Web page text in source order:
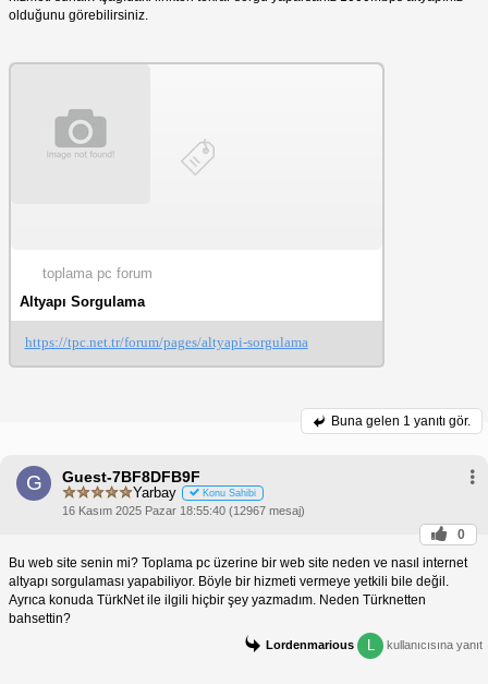
olduğunu görebilirsiniz.
toplama pc forum
Altyapı Sorgulama
https://tpc.net.tr/forum/pages/altyapi-sorgulama
Buna gelen 1 yanıtı gör.
G Guest-7BF8DFB9F
Yarbay Konu Sahibi
16 Kasım 2025 Pazar 18:55:40 (12967 mesaj)
0
Bu web site senin mi? Toplama pc üzerine bir web site neden ve nasıl internet
altyapı sorgulaması yapabiliyor. Böyle bir hizmeti vermeye yetkili bile değil.
Ayrıca konuda TürkNet ile ilgili hiçbir şey yazmadım. Neden Türknetten
bahsettin?
Lordenmarious kullanıcısına yanıt